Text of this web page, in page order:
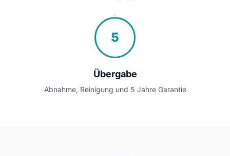
5
Übergabe
Abnahme, Reinigung und 5 Jahre Garantie